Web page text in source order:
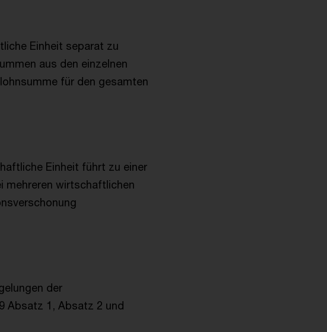
Einheit separat zu
aus den einzelnen
für den gesamten
Einheit führt zu einer
mehreren wirtschaftlichen
der
Absatz 1, Absatz 2 und